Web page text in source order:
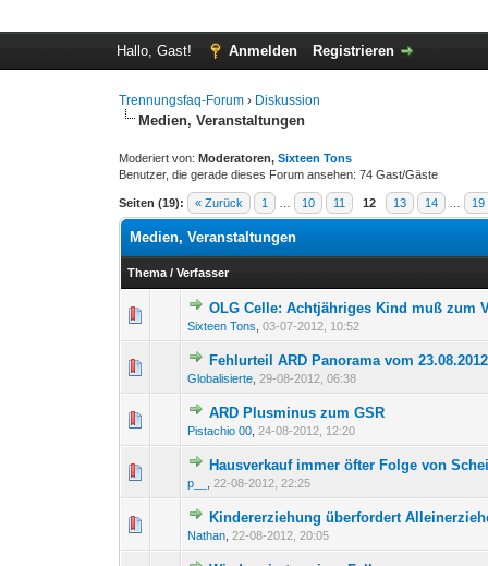
Hallo, Gast! Anmelden Registrieren
Trennungsfaq-Forum › Diskussion
Medien, Veranstaltungen
Moderiert von:Moderatoren,Sixteen Tons
Benutzer, die gerade dieses Forum ansehen: 74 Gast/Gäste
Seiten (19): « Zurück 1 10 11 12 13 14 19
Medien, Veranstaltungen
Thema /Verfasser
OLG Celle: Achtjähriges Kind muß zum
Sixteen Tons ,03-07-2012, 10:52
0 Bewertung(en) - 0 1 2
Fehlurteil ARD Panorama vom 23.08.2012
Globalisierte 29-08-2012, 06:38
0 Bewertung(en) - 0 von
123
ARD Plusminus zum GSR
Pistachio 00 ,24-08-2012, 12:20
0 Bewertung(en) - 0 von
Hausverkauf immer öfter Folge von
p__ 22-08-2012, 22:25
0 Bewertung(en) - 0 von
12
Kindererziehung überfordert
Nathan ,22-08-2012, 20:05
0 Bewertung(en) - 0 12